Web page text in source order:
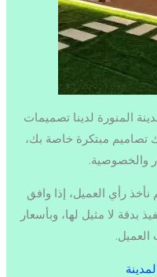
المنورة لدينا تصميمات
تصاميم مبتكرة خاصة بك،
والخصوصية.
رأي العميل، إذا وافق
بدقة لا مثيل لها، وبأسعار
العميل.